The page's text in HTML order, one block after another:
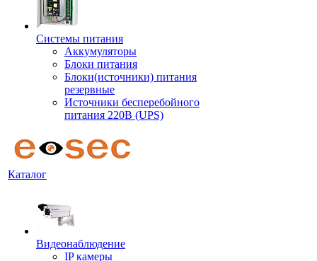
Системы питания
Аккумуляторы
Блоки питания
Блоки(источники) питания
резервные
Источники бесперебойного
питания 220В (UPS)
Каталог
Видеонаблюдение
IP камеры